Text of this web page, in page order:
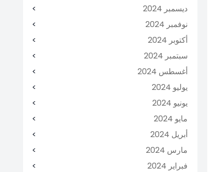
ديسمبر 2024
نوفمبر 2024
أكتوبر 2024
سبتمبر 2024
أغسطس 2024
يوليو 2024
يونيو 2024
مايو 2024
أبريل 2024
مارس 2024
فبراير 2024